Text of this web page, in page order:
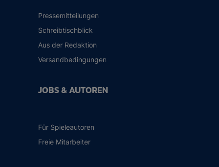
Pressemitteilungen
Schreibtischblick
Aus der Redaktion
Versandbedingungen
JOBS & AUTOREN
Für Spieleautoren
Freie Mitarbeiter